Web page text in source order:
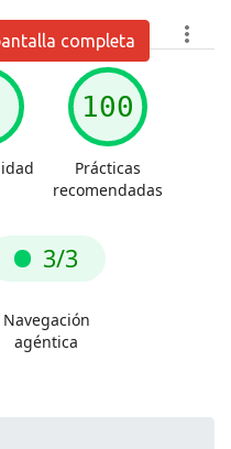
completa